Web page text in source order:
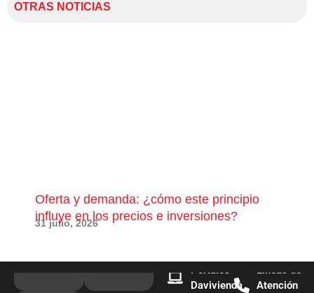
OTRAS NOTICIAS
Oferta y demanda: ¿cómo este principio
influye en los precios e inversiones?
31 julio, 2026
Portales
Davivienda
Líneas de
Atención